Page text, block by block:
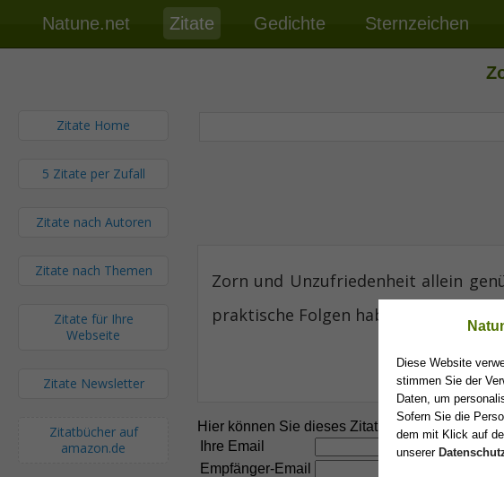
Natune.net Zitate Gedichte Sternzeichen
Zitate Home
5 Zitate per Zufall
Zitate nach Autoren
Zitate nach Themen
Zitate für Ihre
Webseite
Zitate Newsletter
Zitatbücher auf
amazon.de
Zorn und Unzufriedenheit allein
praktische Folgen haben.
Hier können Sie dieses Zitat an einen Freund
Ihre Email
Empfänger-Email
Diese Website
stimmen Sie der
Daten, um
Sofern Sie die
dem mit Klick auf
unserer